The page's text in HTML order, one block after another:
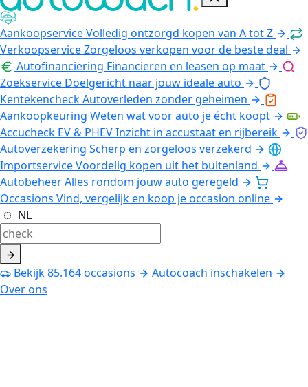
AankoopserviceVolledig ontzorgd kopen van A tot Z
VerkoopserviceZorgeloos verkopen voor de beste deal
Autofinanciering Financieren en leasen op maat
Zoekservice Doelgericht naar jouw ideale auto
KentekencheckAutoverleden zonder geheimen
Aankoopkeuring Weten wat voor auto je écht koopt
Accucheck EV & PHEVInzicht in accustaat en rijbereik
Autoverzekering Scherp en zorgeloos verzekerd
ImportserviceVoordelig kopen uit het buitenland
AutobeheerAlles rondom jouw auto geregeld
Occasions Vind, vergelijk en koop je occasion online
NL
Bekijk85.164occasions
Autocoach inschakelen
Over ons